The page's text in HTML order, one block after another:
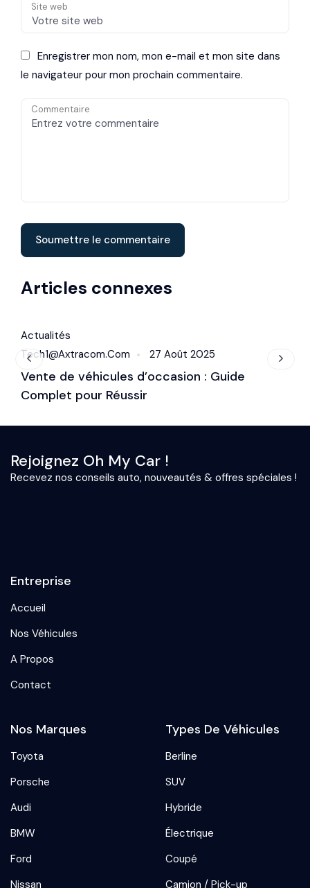
Site web
Enregistrer mon nom, mon e-mail et mon site dans
le navigateur pour mon prochain commentaire.
Commentaire
Articles connexes
Actualités
Tech1@axtracom.com
27 Août 2025
Vente de véhicules d’occasion : Guide
Complet pour Réussir
Rejoignez Oh My Car !
Recevez nos conseils auto, nouveautés & offres spéciales !
Entreprise
Accueil
Nos Véhicules
A Propos
Contact
Nos Marques
Toyota
Porsche
Audi
BMW
Ford
Nissan
Types De Véhicules
Berline
SUV
Hybride
Électrique
Coupé
Camion / Pick-up